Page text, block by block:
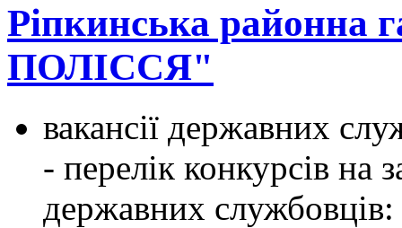
Ріпкинська
ПОЛІССЯ"
вакансії державних
- перелік конкурсів на
державних службовців: